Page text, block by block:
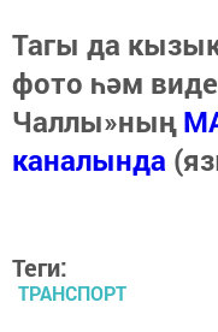
Тагы да
фото һәм
Чаллы»ның
каналында
Теги:
ТРАНСПОРТ